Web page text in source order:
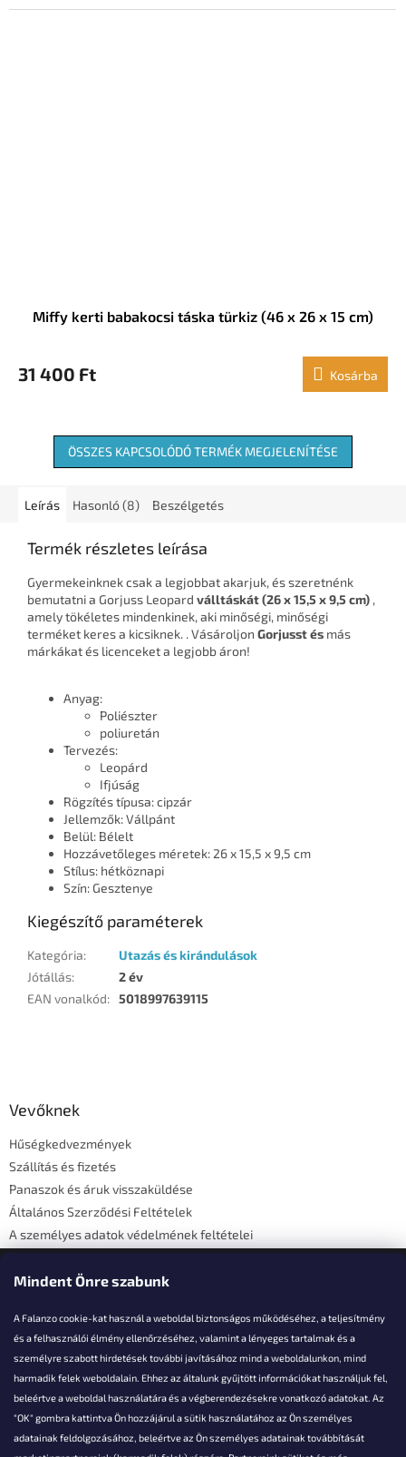
Mindent Önre szabunk
A Falanzo cookie-kat használ a weboldal biztonságos működéséhez, a teljesítmény
és a felhasználói élmény ellenőrzéséhez, valamint a lényeges tartalmak és a
személyre szabott hirdetések további javításához mind a weboldalunkon, mind
harmadik felek weboldalain. Ehhez az általunk gyűjtött információkat használjuk fel,
beleértve a weboldal használatára és a végberendezésekre vonatkozó adatokat. Az
"OK" gombra kattintva Ön hozzájárul a sütik használatához az Ön személyes
adatainak feldolgozásához, beleértve az Ön személyes adatainak továbbítását
Miffy kerti babakocsi táska türkiz (46 x 26 x 15 cm)
31 400 Ft Kosárba
ÖSSZES KAPCSOLÓDÓ TERMÉK MEGJELENÍTÉSE
Leírás Hasonló (8) Beszélgetés
Termék részletes leírása
Gyermekeinknek csak a legjobbat akarjuk, és szeretnénk
bemutatni a Gorjuss Leopard válltáskát(26 x 15,5 x 9,5 cm) ,
amely tökéletes mindenkinek, aki minőségi, minőségi
terméket keres a kicsiknek. . Vásároljon Gorjusst és más
márkákat és licenceket a legjobb áron!
Anyag:
Poliészter
poliuretán
Tervezés:
Leopárd
Ifjúság
Rögzítés típusa: cipzár
Jellemzők: Vállpánt
Belül: Bélelt
Hozzávetőleges méretek: 26 x 15,5 x 9,5 cm
Stílus: hétköznapi
Szín: Gesztenye
Kiegészítő paraméterek
Kategória:
Utazás és kirándulások
Jótállás:
2 év
EAN vonalkód: 5018997639115
Vevőknek
Hűségkedvezmények
Szállítás és fizetés
Panaszok és áruk visszaküldése
Általános Szerződési Feltételek
A személyes adatok védelmének feltételei
Elérhetőségi adatok
Akarsz kérdezni valamit?
info@falanzo.hu